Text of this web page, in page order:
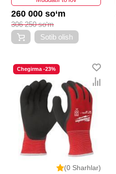
260 000 so‘m
306 250 so‘m
Sotib olish
(0 Sharhlar)
Chegirma -23%